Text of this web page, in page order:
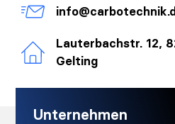
Lauterbachstr. 12,
Gelting
Unternehmen